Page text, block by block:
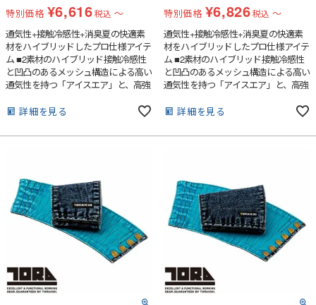
特別価格 ¥6,616税込 〜
通気性+接触冷感性+消臭夏の快適素
材をハイブリッドしたプロ仕様アイテ
ム ■2素材のハイブリッド接触冷感性
と凹凸のあるメッシュ構造による高い
通気性を持つ「アイスエア」と、高強
を組み合わせている。夏場のハードな
かいてもドライキープアイスエアは抜
ドライな着心地をキープする。■消臭
力アイスエアは化学結合型消臭素材。
においの根本を糸から断つ。消臭性試
験データ（2時間後）減少率：アンモ
ニア90％、酢酸97％、イソ吉草酸
99%、ノネナール97%
詳細を見る
特別価格 ¥6,826税込 〜
通気性+接触冷感性+消臭夏の快適素
材をハイブリッドしたプロ仕様アイテ
ム ■2素材のハイブリッド接触冷感性
と凹凸のあるメッシュ構造による高い
通気性を持つ「アイスエア」と、高強
を組み合わせている。夏場のハードな
かいてもドライキープアイスエアは抜
ドライな着心地をキープする。■消臭
力アイスエアは化学結合型消臭素材。
においの根本を糸から断つ。消臭性試
験データ（2時間後）減少率：アンモ
ニア90％、酢酸97％、イソ吉草酸
99%、ノネナール97%
詳細を見る